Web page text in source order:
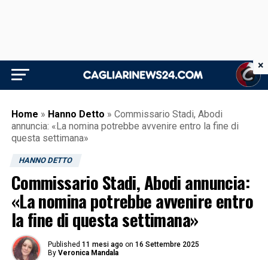
Home » Hanno Detto » Commissario Stadi, Abodi
annuncia: «La nomina potrebbe avvenire entro la fine di
questa settimana»
HANNO DETTO
Commissario Stadi, Abodi annuncia:
«La nomina potrebbe avvenire entro
la fine di questa settimana»
Published 11 mesi ago on 16 Settembre 2025
By Veronica Mandala
×